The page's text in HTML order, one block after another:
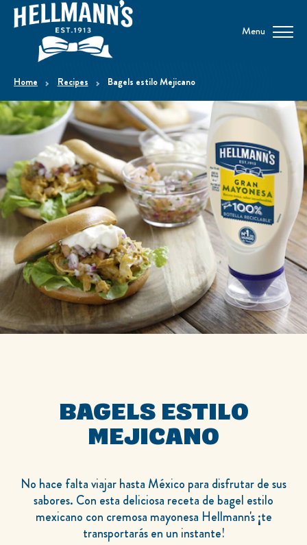
Menu
home Recipes Bagels estilo Mejicano
BAGELS ESTILO
MEJICANO
No hace falta viajar hasta México para disfrutar de sus
sabores. Con esta deliciosa receta de bagel estilo
mexicano con cremosa mayonesa Hellmann's ¡te
transportarás en un instante!